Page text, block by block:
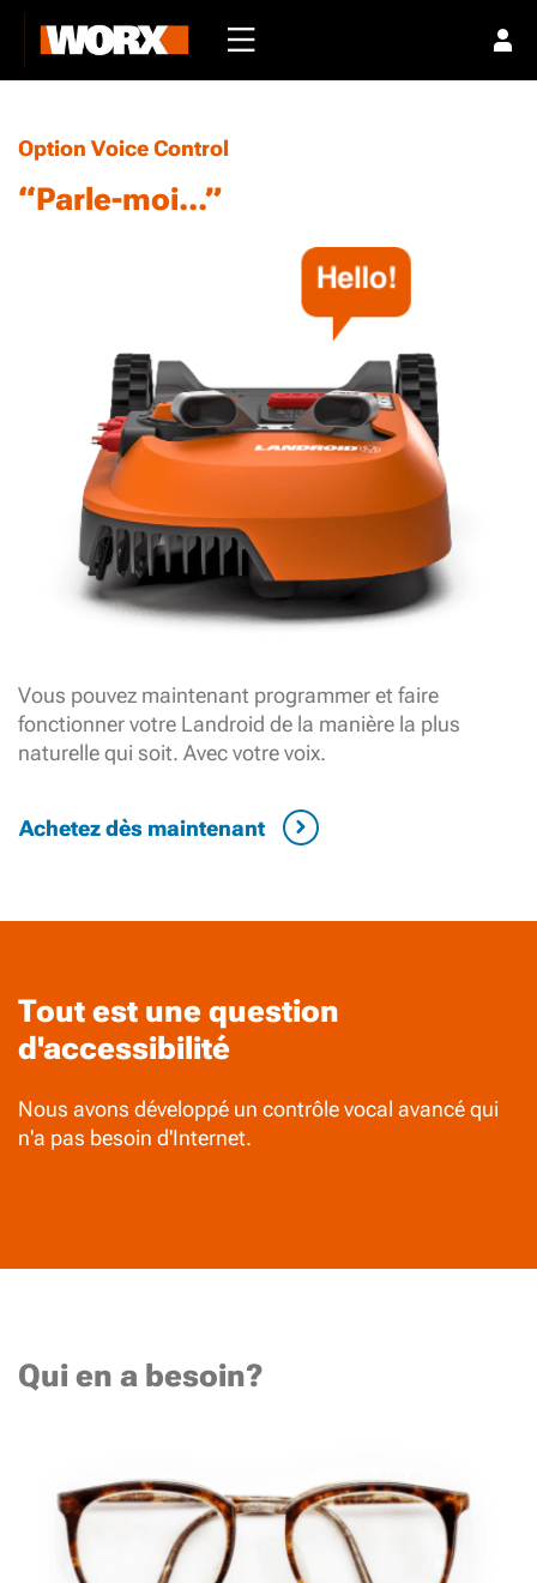
Option Voice Control
“Parle-moi...”
Vous pouvez maintenant programmer et faire
fonctionner votre Landroid de la manière la plus
naturelle qui soit. Avec votre voix.
Achetez dès maintenant
Tout est une question
d'accessibilité
Nous avons développé un contrôle vocal avancé qui
n'a pas besoin d'Internet.
Qui en a besoin?